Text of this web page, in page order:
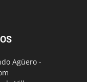
Agüero -